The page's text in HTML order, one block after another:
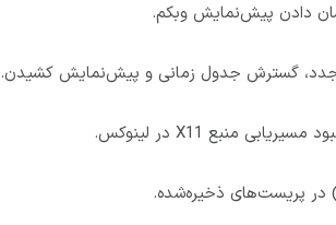
گسترش جدول زمانی و پیش‌نمایش کشیدن.